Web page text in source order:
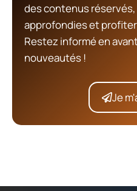
des contenus
approfondies et
Restez informé en
nouveautés !
Je